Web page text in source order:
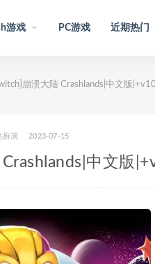
游戏 PC游戏 近期热门
崩溃大陆 Crashlands|中文版
扮演 2023-07-15
中文版